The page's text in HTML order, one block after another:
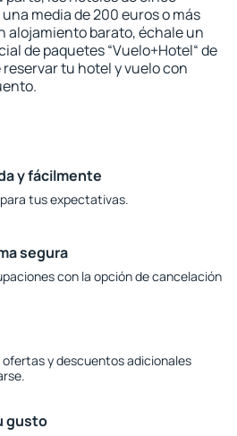
media de 200 euros o más
alojamiento barato, échale un
de paquetes “Vuelo+Hotel“ de
tu hotel y vuelo con
y fácilmente
tus expectativas.
segura
con la opción de cancelación
ofertas y descuentos adicionales
gusto